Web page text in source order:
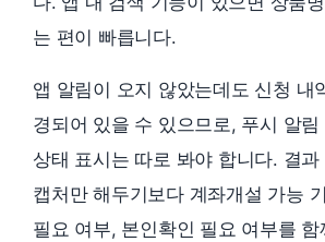
는 편이 빠릅니다.
앱 알림이 오지 않았는데도 신청 내
경되어 있을 수 있으므로, 푸시 알림
상태 표시는 따로 봐야 합니다. 결과
캡처만 해두기보다 계좌개설 가능
필요 여부, 본인확인 필요 여부를 함